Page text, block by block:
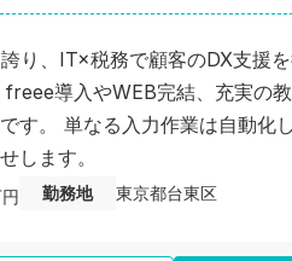
り、IT×税務で顧客のDX支援
導入やWEB完結、充実の
す。 単なる入力作業は自動化
します。
勤務地 東京都台東区